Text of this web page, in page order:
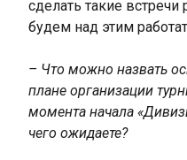
сделать такие
будем над этим
– Что можно назвать
плане организации
момента начала
чего ожидаете?